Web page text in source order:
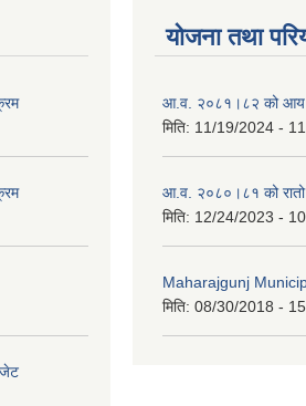
योजना तथा
आ.व. २०८१।८२ को आय
मिति: 11/19/2024 -
आ.व. २०८०।८१ को रातो
मिति: 12/24/2023 -
Maharajgunj
मिति: 08/30/2018 -